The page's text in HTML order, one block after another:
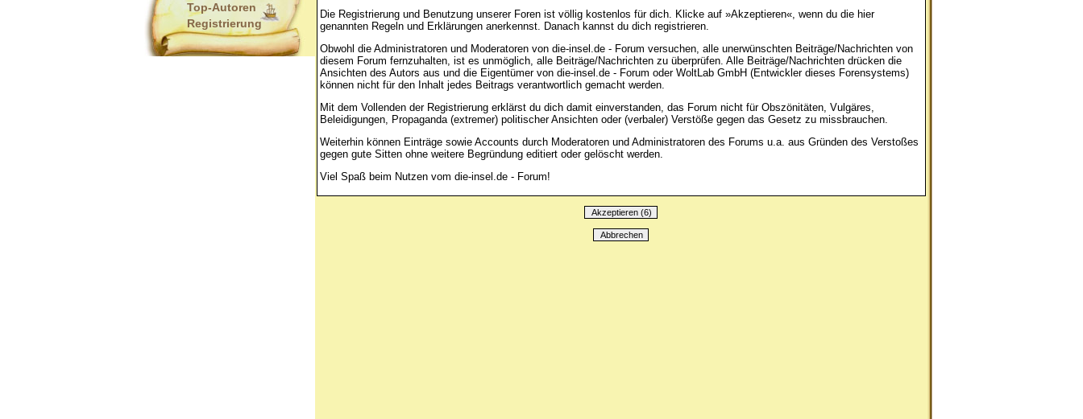
Top-Autoren
Registrierung
Die Registrierung und Benutzung unserer Foren ist völlig kostenlos für dich. Klicke auf »Akzeptieren«, wenn du die hier
genannten Regeln und Erklärungen anerkennst. Danach kannst du dich registrieren.
Obwohl die Administratoren und Moderatoren von die-insel.de - Forum versuchen, alle unerwünschten Beiträge/Nachrichten von
diesem Forum fernzuhalten, ist es unmöglich, alle Beiträge/Nachrichten zu überprüfen. Alle Beiträge/Nachrichten drücken die
Ansichten des Autors aus und die Eigentümer von die-insel.de - Forum oder WoltLab GmbH (Entwickler dieses Forensystems)
können nicht für den Inhalt jedes Beitrags verantwortlich gemacht werden.
Mit dem Vollenden der Registrierung erklärst du dich damit einverstanden, das Forum nicht für Obszönitäten, Vulgäres,
Beleidigungen, Propaganda (extremer) politischer Ansichten oder (verbaler) Verstöße gegen das Gesetz zu missbrauchen.
Weiterhin können Einträge sowie Accounts durch Moderatoren und Administratoren des Forums u.a. aus Gründen des Verstoßes
gegen gute Sitten ohne weitere Begründung editiert oder gelöscht werden.
Viel Spaß beim Nutzen vom die-insel.de - Forum!